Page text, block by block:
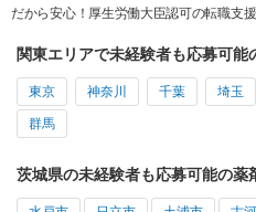
だから安心！厚生労働大臣認可の転職支援
関東エリアで未経験者も応募可能
東京 神奈川 千葉 埼玉
群馬
茨城県の未経験者も応募可能の薬